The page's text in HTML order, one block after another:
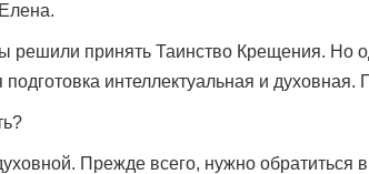
решили принять Таинство Крещения. Но
подготовка интеллектуальная и
Прежде всего, нужно обратиться